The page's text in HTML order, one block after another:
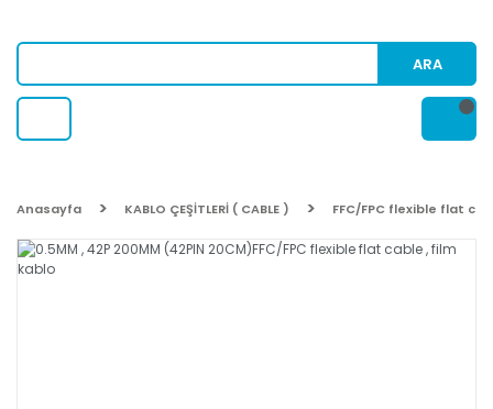
ARA
Anasayfa KABLO ÇEŞİTLERİ ( CABLE ) FFC/FPC flexible flat